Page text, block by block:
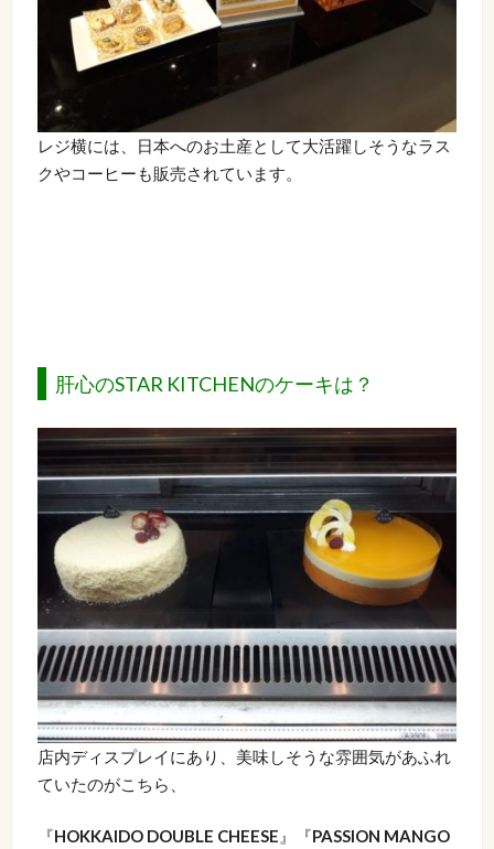
レジ横には、日本へのお土産として大活躍しそうなラス
クやコーヒーも販売されています。
肝心のSTAR KITCHENのケーキは？
店内ディスプレイにあり、美味しそうな雰囲気があふれ
ていたのがこちら、
『HOKKAIDO DOUBLE CHEESE 』『PASSION MANGO